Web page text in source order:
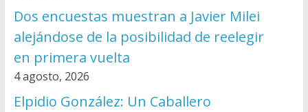
Dos encuestas muestran a Javier Milei
alejándose de la posibilidad de reelegir
en primera vuelta
4 agosto, 2026
Elpidio González: Un Caballero